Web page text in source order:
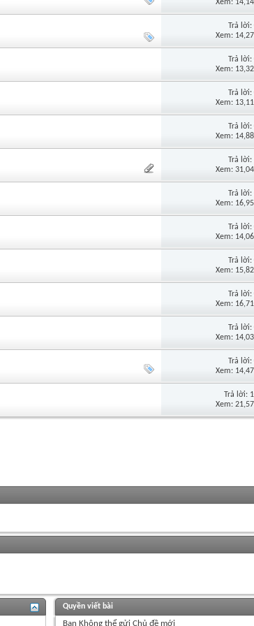
Xem:
Trả lời:
Xem:
Trả lời:
Xem:
Trả lời:
Xem:
Trả lời:
Xem:
Trả lời:
Xem:
Trả lời:
Xem:
Trả lời:
Xem:
Trả lời:
Xem:
Trả lời:
Xem:
Trả lời:
Xem:
Trả lời:
Xem:
Trả lời:
Xem:
Quyền viết bài
Bạn Không thểgửi Chủ đề mới